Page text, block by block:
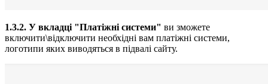
1.3.2. У вкладці "Платіжні системи" ви зможете
включити\відключити необхідні вам платіжні системи,
логотипи яких виводяться в підвалі сайту.